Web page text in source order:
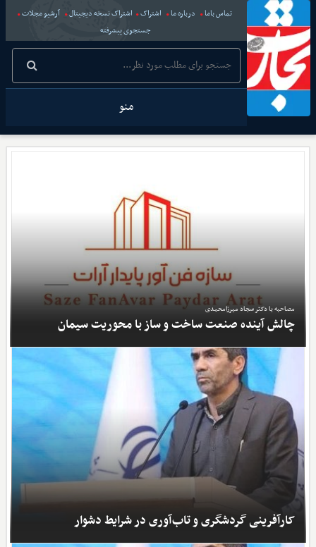
تماس باما درباره ما اشتراک اشتراک نسخه دیجیتال
آرشیو مجلات
جستجوی پیشرفته
منو
مصاحبه با دکتر سجاد میرزامحمدی
چالش آینده صنعت ساخت ­و ساز با محوریت سیمان
کارآفرینی گردشگری و تاب‌آوری در شرایط دشوار